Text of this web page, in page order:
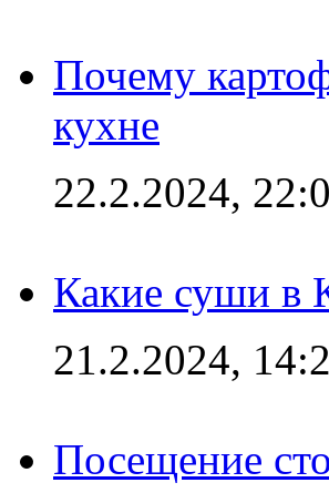
Почему
кухне
22.2.2024,
Какие суши в
21.2.2024,
Посещение